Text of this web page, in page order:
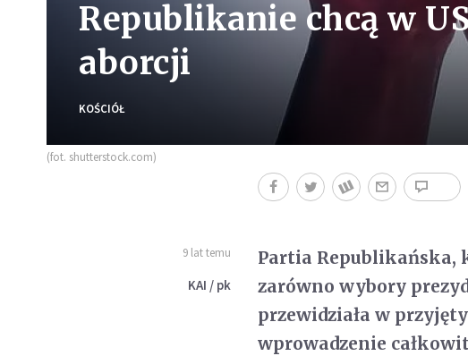
Republikanie chcą w
aborcji
KOŚCIÓŁ
(fot. shutterstock.com)
9 lat temu
KAI / pk
Partia Republikańska,
zarówno wybory
przewidziała w
wprowadzenie